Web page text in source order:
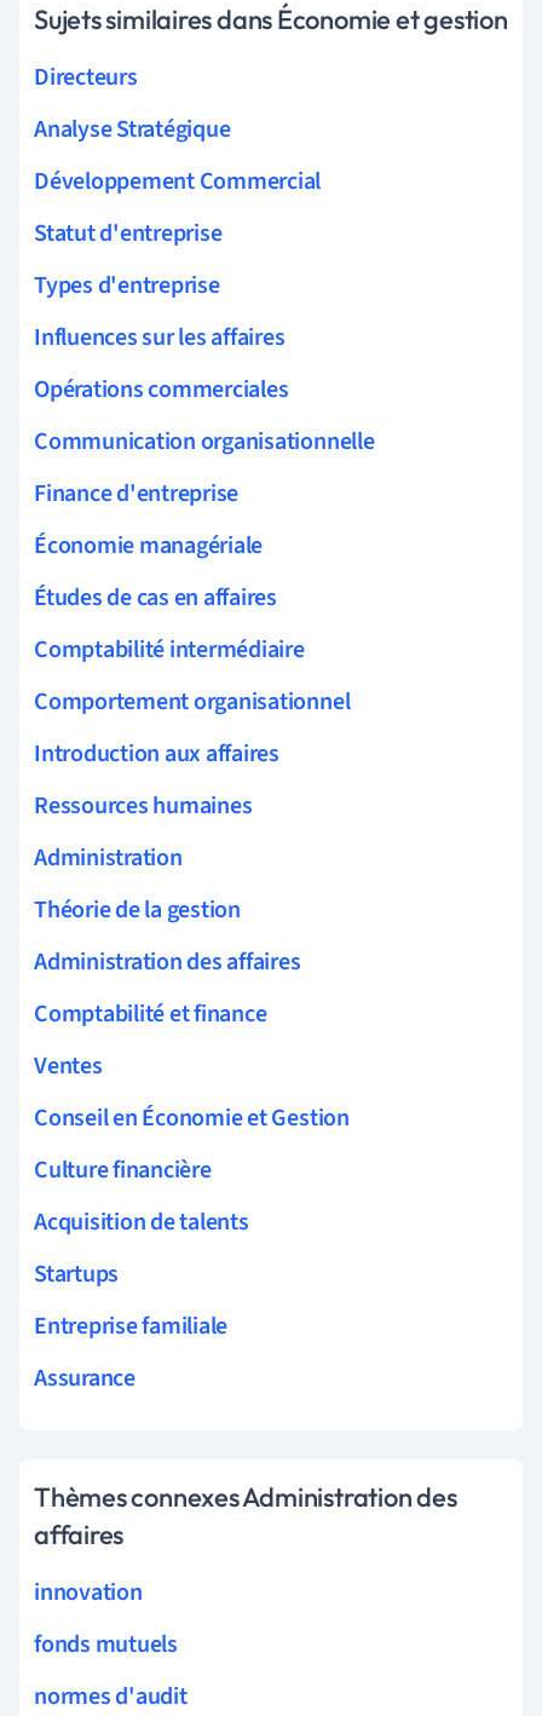
Sujets similaires dans Économie et gestion
Directeurs
Analyse Stratégique
Développement Commercial
Statut d'entreprise
Types d'entreprise
Influences sur les affaires
Opérations commerciales
Communication organisationnelle
Finance d'entreprise
Économie managériale
Études de cas en affaires
Comptabilité intermédiaire
Comportement organisationnel
Introduction aux affaires
Ressources humaines
Administration
Théorie de la gestion
Administration des affaires
Comptabilité et finance
Ventes
Conseil en Économie et Gestion
Culture financière
Acquisition de talents
Startups
Entreprise familiale
Assurance
Thèmes connexes Administration des
affaires
innovation
fonds mutuels
normes d'audit